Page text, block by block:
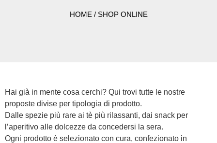
HOME / SHOP ONLINE
Hai già in mente cosa cerchi? Qui trovi tutte le nostre
proposte divise per tipologia di prodotto.
Dalle spezie più rare ai tè più rilassanti, dai snack per
l’aperitivo alle dolcezze da concedersi la sera.
Ogni prodotto è selezionato con cura, confezionato in